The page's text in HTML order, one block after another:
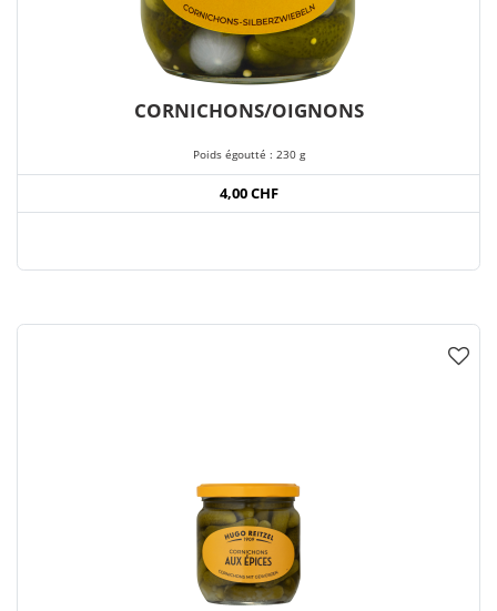
CORNICHONS/OIGNONS
Poids égoutté : 230 g
4,00 CHF